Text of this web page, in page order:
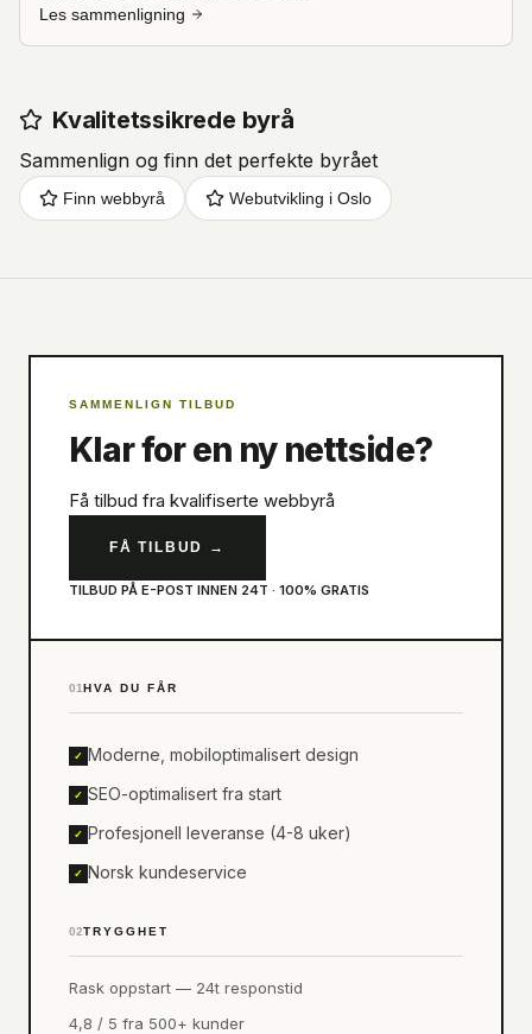
Les sammenligning
Kvalitetssikrede byrå
Sammenlign og finn det perfekte byrået
Finn webbyrå Webutvikling i Oslo
SAMMENLIGN TILBUD
Klar for en ny nettside?
Få tilbud fra kvalifiserte webbyrå
FÅ TILBUD →
TILBUD PÅ E-POST INNEN 24T · 100% GRATIS
01HVA DU FÅR
✓ Moderne, mobiloptimalisert design
✓ SEO-optimalisert fra start
✓ Profesjonell leveranse (4-8 uker)
✓ Norsk kundeservice
02TRYGGHET
Rask oppstart — 24t responstid
4,8 / 5 fra 500+ kunder